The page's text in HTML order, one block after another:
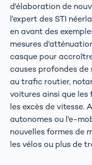
d'élaboration de
l'expert des STI
en avant des
mesures
casque pour
causes profondes
au trafic routier,
voitures ainsi que les
les excès de vitesse.
autonomes ou l'e-
nouvelles formes de
les vélos ou plus de